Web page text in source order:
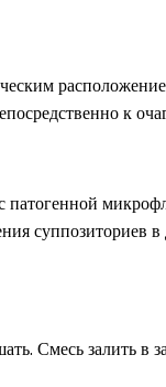
к
суппозиториев
Смесь